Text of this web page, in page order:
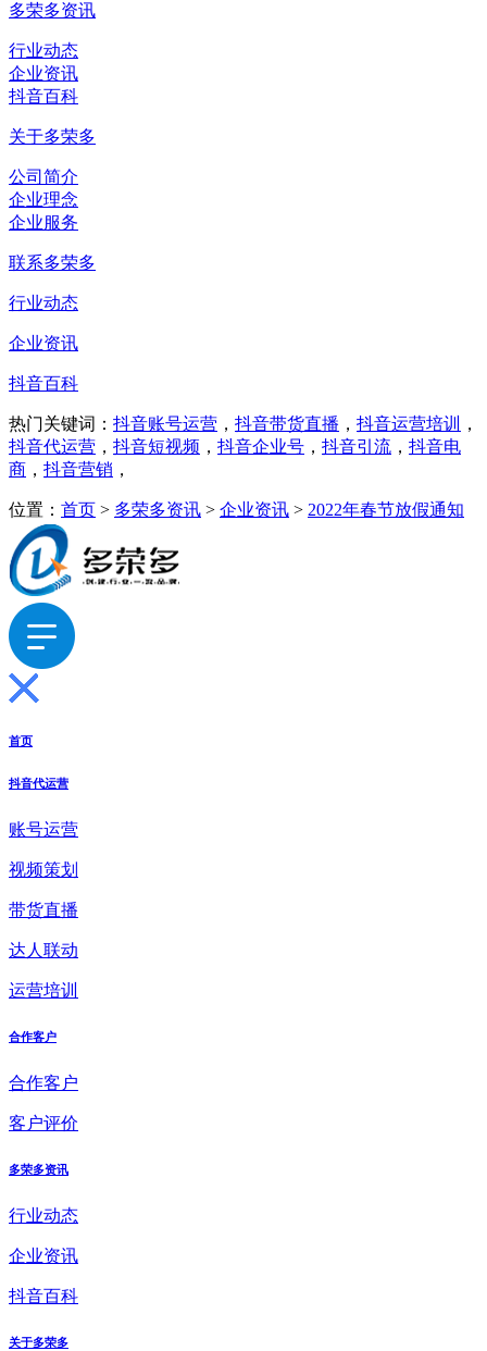
多荣多资讯
行业动态
企业资讯
抖音百科
关于多荣多
公司简介
企业理念
企业服务
联系多荣多
行业动态
企业资讯
抖音百科
热门关键词： 抖音账号运营 ， 抖音带货直播 ， 抖音运营培训
，
抖音代运营 ， 抖音短视频 ， 抖音企业号 ， 抖音引流 ， 抖音电
商 ， 抖音营销 ，
位置： 首页 > 多荣多资讯 > 企业资讯 > 2022年春节放假通知
首页
抖音代运营
账号运营
视频策划
带货直播
达人联动
运营培训
合作客户
合作客户
客户评价
多荣多资讯
行业动态
企业资讯
抖音百科
关于多荣多